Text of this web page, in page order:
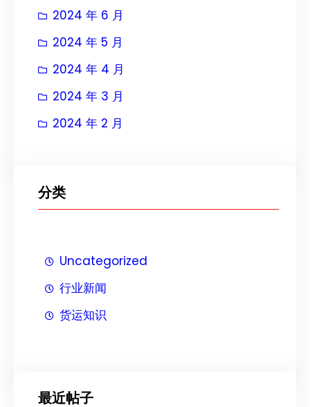
2024 年 6 月
2024 年 5 月
2024 年 4 月
2024 年 3 月
2024 年 2 月
分类
Uncategorized
行业新闻
货运知识
最近帖子